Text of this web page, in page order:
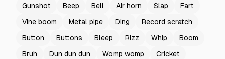
Gunshot
Beep Bell Air horn Slap
Fart
Vine boom
Metal pipe Ding
Record scratch
Button
Buttons Bleep Rizz Whip
Boom
Bruh
Dun dun dun Womp womp
Cricket